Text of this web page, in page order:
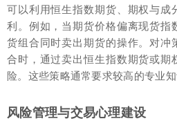
可以利用恒生指数期货、期权与成
利。例如，当期货价格偏离现货指
货组合同时卖出期货的操作。对冲
合时，通过卖出恒生指数期货或期
险。这些策略通常要求较高的专业知
风险管理与交易心理建设